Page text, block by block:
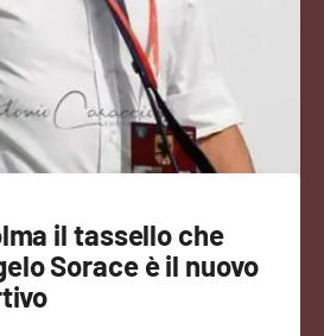
il tassello che
Sorace è il nuovo